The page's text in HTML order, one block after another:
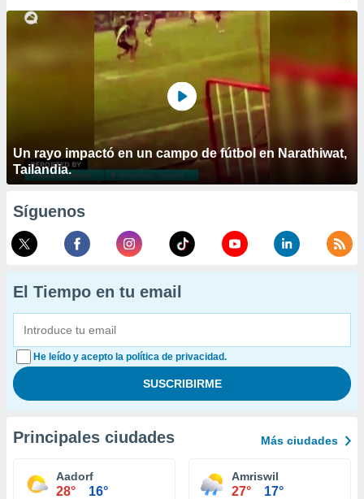
Un rayo impactó en un campo de fútbol en Narathiwat,
Tailandia.
Síguenos
El Tiempo en tu email
He leído y acepto la política de privacidad.
Principales ciudades Más ciudades
Aadorf
28° 16°
Amriswil
27° 17°